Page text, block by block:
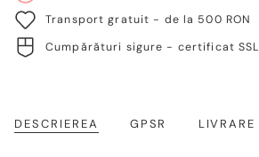
Transport gratuit - de la 500 RON
Cumpărături sigure - certificat SSL
DESCRIEREA GPSR LIVRARE